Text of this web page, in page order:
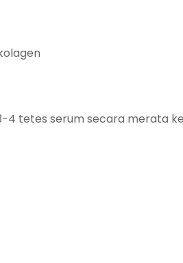
4 tetes serum secara merata